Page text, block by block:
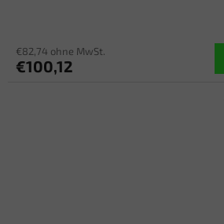
€82,74 ohne MwSt.
€100,12